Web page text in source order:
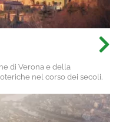
di Verona e della
nel corso dei secoli.